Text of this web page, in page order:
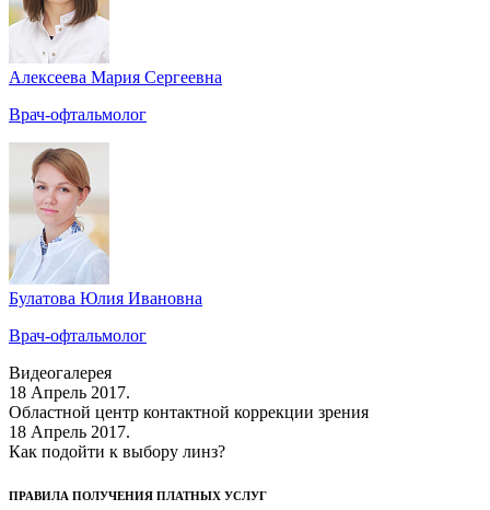
Алексеева Мария Сергеевна
Врач-офтальмолог
Булатова Юлия Ивановна
Врач-офтальмолог
Видеогалерея
18 Апрель 2017.
Областной центр контактной коррекции зрения
18 Апрель 2017.
Как подойти к выбору линз?
ПРАВИЛА ПОЛУЧЕНИЯ ПЛАТНЫХ УСЛУГ